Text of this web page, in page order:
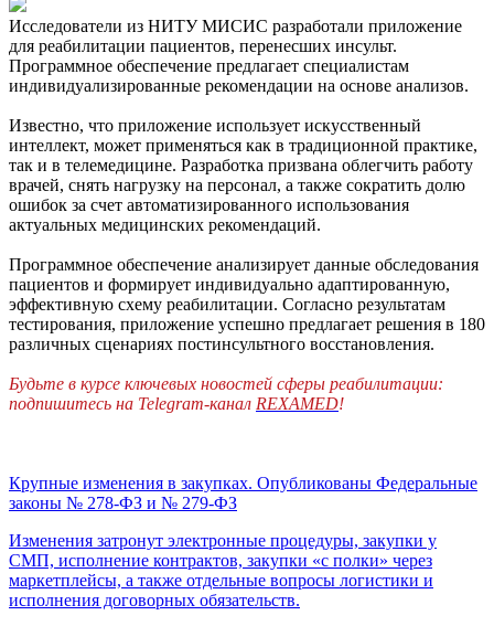
Исследователи из НИТУ МИСИС разработали приложение
для реабилитации пациентов, перенесших инсульт.
Программное обеспечение предлагает специалистам
индивидуализированные рекомендации на основе анализов.
Известно, что приложение использует искусственный
интеллект, может применяться как в традиционной практике,
так и в телемедицине. Разработка призвана облегчить работу
врачей, снять нагрузку на персонал, а также сократить долю
ошибок за счет автоматизированного использования
актуальных медицинских рекомендаций.
Программное обеспечение анализирует данные обследования
пациентов и формирует индивидуально адаптированную,
эффективную схему реабилитации. Согласно результатам
тестирования, приложение успешно предлагает решения в 180
различных сценариях постинсультного восстановления.
Будьте в курсе ключевых новостей сферы реабилитации:
подпишитесь на Telegram-канал REXAMED!
Крупные изменения в закупках. Опубликованы Федеральные
законы № 278-ФЗ и № 279-ФЗ
Изменения затронут электронные процедуры, закупки у
СМП, исполнение контрактов, закупки «с полки» через
маркетплейсы, а также отдельные вопросы логистики и
исполнения договорных обязательств.